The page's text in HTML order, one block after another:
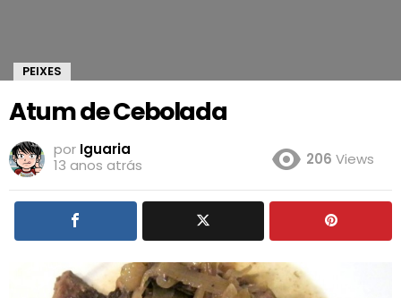
PEIXES
Atum de Cebolada
por Iguaria
13 anos atrás
206 Views